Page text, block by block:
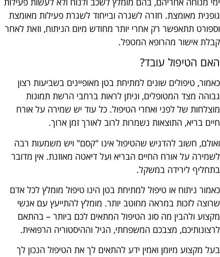
גופנית מאומצת. חזרה לשגרה ובייחוד לשגרת פעילות מאומצת
וספורט תתאפשר רק אחרי יותר מחודש מיום הניתוח, וזאת לאחר
קבלת אישור מהרופא המטפל.
האם הטיפול עובד?
כאמור, טיפולים שונים למתיחת בטן מאופיינים בשביעות רצון
גבוהה מצד המטופלים, וניתן לראות ברחבי הרשת תמונות
מוצלחות של לפני ואחרי הטיפול. כל עוד יש שמירה על אורח
חיים בריא, התוצאות נשמרות לרוב לאורך זמן ארוך.
ואולם, חשוב להדגיש שהטיפול אינו "קסם" ויש משמעות רבה
לשמירה על אורח החיים הבריא ועל דיאטה מאוזנת. אין מדובר
בתחליף לירידה במשקל.
כאמור ניתוח או טיפול למתיחת בטן הינו טיפול מומלץ לכל אדם
שרוצה לזכות במראה מחוטב יותר. מומלץ להתייעץ עם אנשי
מקצוע ולהבין מה סוג הטיפול המתאים לכם ביותר – בהתאם
לרצונותיכם, מצבכם המשפחתי, הגיל וההיסטוריה הרפואית.
בעל מקצוע מיומן ואמין ידע להתאים לך את הטיפול הנכון לך